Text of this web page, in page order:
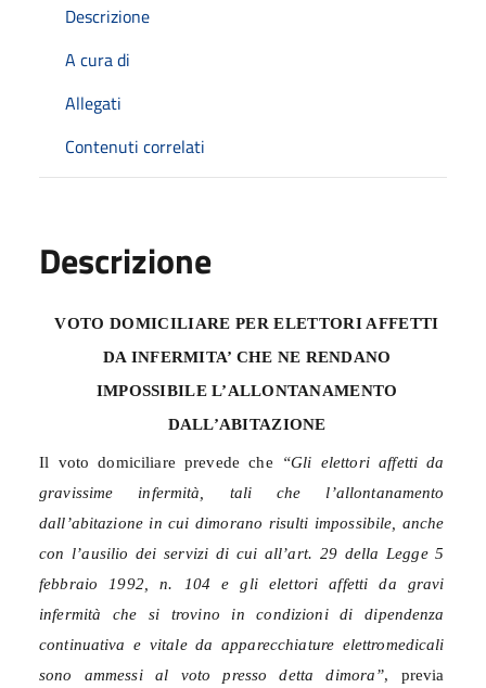
Descrizione
A cura di
Allegati
Contenuti correlati
Descrizione
VOTO DOMICILIARE PER ELETTORI AFFETTI
DA INFERMITA’ CHE NE RENDANO
IMPOSSIBILE L’ALLONTANAMENTO
DALL’ABITAZIONE
Il voto domiciliare prevede che
“Gli elettori affetti da
gravissime infermità, tali che l’allontanamento
dall’abitazione in cui dimorano risulti impossibile, anche
con l’ausilio dei servizi di cui all’art. 29 della Legge 5
febbraio 1992, n. 104 e gli elettori affetti da gravi
infermità che si trovino in condizioni di dipendenza
continuativa e vitale da apparecchiature elettromedicali
sono ammessi al voto presso detta dimora”, previa